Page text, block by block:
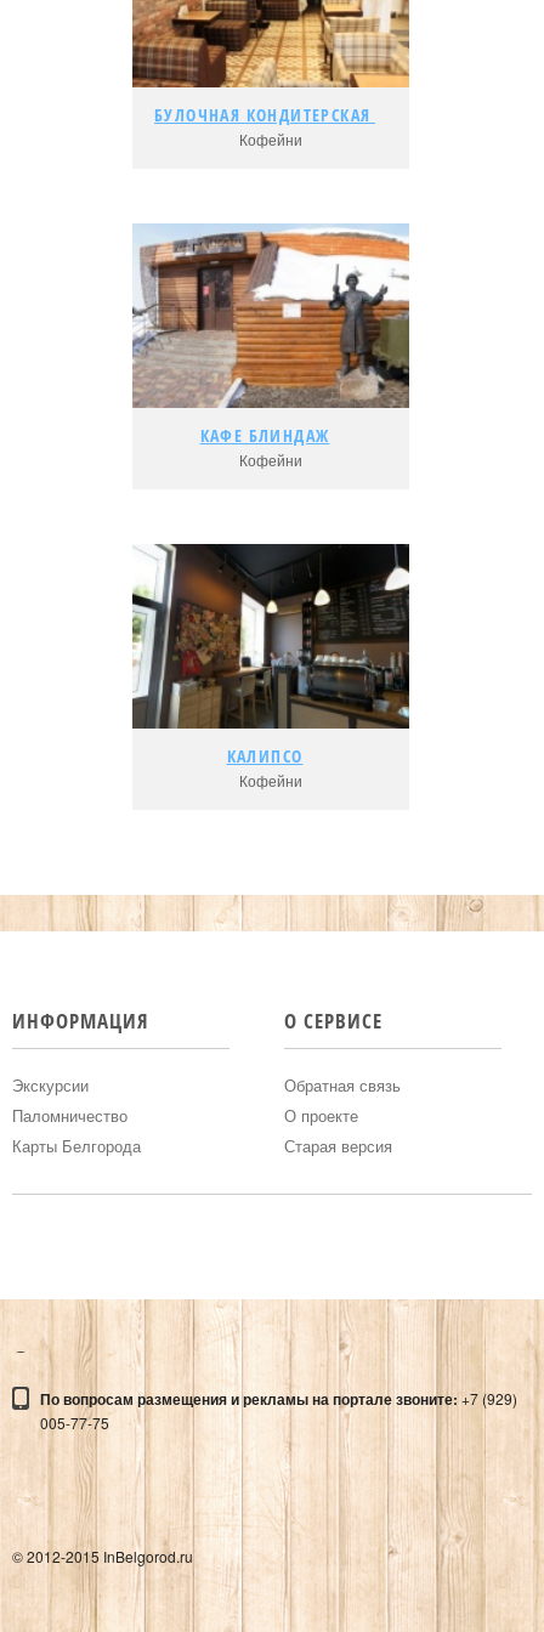
Рейтинг:
БУЛОЧНАЯ КОНДИТЕРСКАЯ БУЛАНЖЕРИ
Кофейни
БУЛОЧНАЯ КОНДИТЕРСКАЯ БУЛАНЖЕРИ
Подробнее...
Адрес:
Рейтинг:
КАФЕ БЛИНДАЖ
Кофейни
КАФЕ БЛИНДАЖ
КАЛИПСО
Кофейни
КАЛИПСО
Подробнее...
ИНФОРМАЦИЯ
Экскурсии
Паломничество
Карты Белгорода
О СЕРВИСЕ
Обратная связь
О проекте
Старая версия
© 2012-2015 InBelgorod.ru
По вопросам размещения и рекламы на портале звоните: +7 (929)
005-77-75